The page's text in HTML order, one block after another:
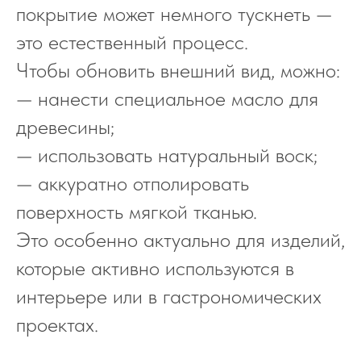
покрытие может немного тускнеть —
это естественный процесс.
Чтобы обновить внешний вид, можно:
— нанести специальное масло для
древесины;
— использовать натуральный воск;
— аккуратно отполировать
поверхность мягкой тканью.
Это особенно актуально для изделий,
которые активно используются в
интерьере или в гастрономических
проектах.